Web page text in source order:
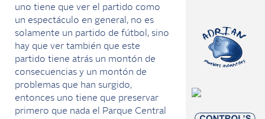
uno tiene que ver el partido como
un espectáculo en general, no es
solamente un partido de fútbol, sino
hay que ver también que este
partido tiene atrás un montón de
consecuencias y un montón de
problemas que han surgido,
entonces uno tiene que preservar
primero que nada el Parque Central